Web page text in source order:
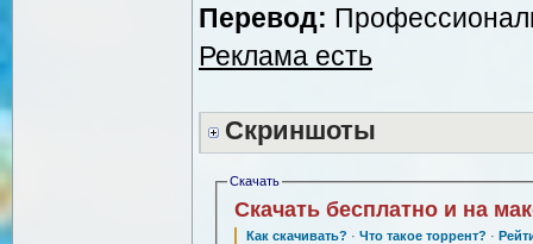
Перевод:
Реклама есть
Скриншоты
Скачать
Скачать бесплатно и на
Как скачивать? · Что такое торрент? ·